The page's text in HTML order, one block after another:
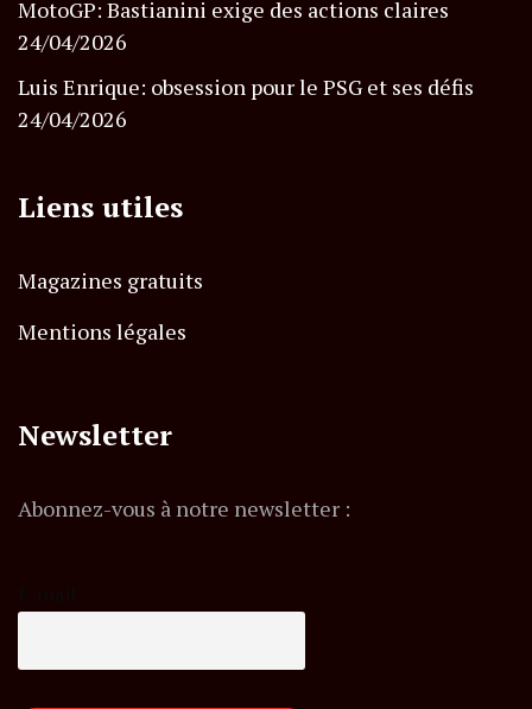
MotoGP: Bastianini exige des actions claires
24/04/2026
Luis Enrique: obsession pour le PSG et ses défis
24/04/2026
Liens utiles
Magazines gratuits
Mentions légales
Newsletter
Abonnez-vous à notre newsletter :